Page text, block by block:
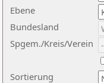
Ebene
Sortierung
Bundesland
Spgem./Kreis/Verein